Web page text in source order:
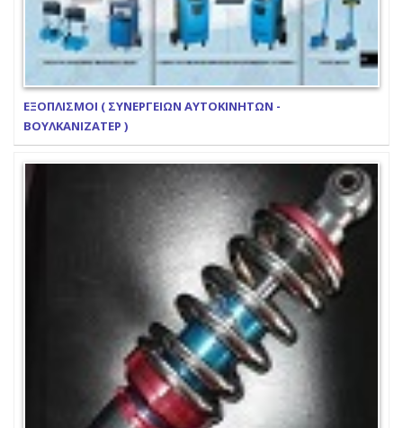
ΕΞΟΠΛΙΣΜΟΙ ( ΣΥΝΕΡΓΕΙΩΝ ΑΥΤΟΚΙΝΗΤΩΝ -
ΒΟΥΛΚΑΝΙΖΑΤΕΡ )